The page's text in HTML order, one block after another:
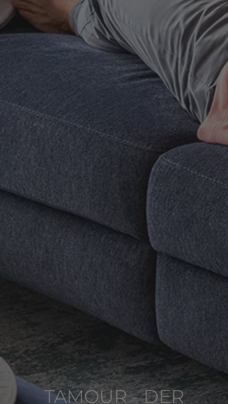
TAMOUR - DER